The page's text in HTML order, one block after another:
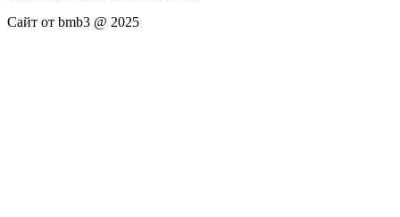
Сайт от bmb3 @ 2025